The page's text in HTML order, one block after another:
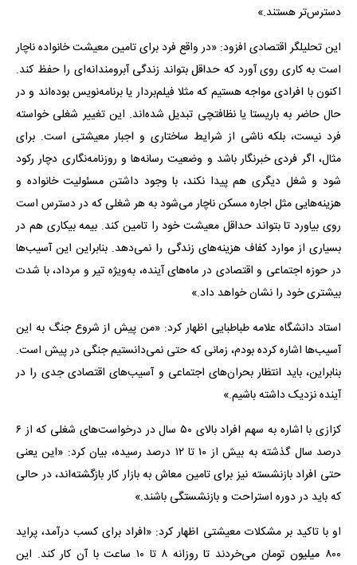
دسترس‌تر هستند.»
این تحلیلگر اقتصادی افزود: «در واقع فرد برای تامین معیشت خانواده ناچار
است به کاری روی آورد که حداقل بتواند زندگی آبرومندانه‌ای را حفظ کند.
اکنون با افرادی مواجه هستیم که مثلا فیلم‌بردار یا برنامه‌نویس بوده‌اند و در
حال حاضر به باریستا یا نظافتچی تبدیل شده‌اند. این تغییر شغلی خواسته
فرد نیست، بلکه ناشی از شرایط ساختاری و اجبار معیشتی است. برای
مثال، اگر فردی خبرنگار باشد و وضعیت رسانه‌ها و روزنامه‌نگاری دچار رکود
شود و شغل دیگری هم پیدا نکند، با وجود داشتن مسئولیت خانواده و
هزینه‌هایی مثل اجاره مسکن ناچار می‌شود به هر شغلی که در دسترس است
روی بیاورد تا بتواند حداقل معیشت خود را تامین کند. بیمه بیکاری هم در
بسیاری از موارد کفاف هزینه‌های زندگی را نمی‌دهد. بنابراین این آسیب‌ها
در حوزه اجتماعی و اقتصادی در ماه‌های آینده، به‌ویژه تیر و مرداد، با شدت
بیشتری خود را نشان خواهد داد.»
استاد دانشگاه علامه طباطبایی اظهار کرد: «من پیش از شروع جنگ به این
آسیب‌ها اشاره کرده بودم، زمانی که حتی نمی‌دانستیم جنگی در پیش است.
بنابراین، باید انتظار بحران‌های اجتماعی و آسیب‌های اقتصادی جدی را در
آینده نزدیک داشته باشیم.»
کزازی با اشاره به سهم افراد بالای ۵۰ سال در درخواست‌های شغلی که از ۶
درصد سال گذشته به بیش از ۱۰ تا ۱۲ درصد رسیده، بیان کرد: «این یعنی
حتی افراد بازنشسته نیز برای تامین معاش به بازار کار بازگشته‌اند، در حالی
که باید در دوره استراحت و بازنشستگی باشند.»
او با تاکید بر مشکلات معیشتی اظهار کرد: «افراد برای کسب درآمد، پراید
۸۰۰ میلیون تومان می‌خردند تا روزانه ۸ تا ۱۰ ساعت با آن کار کند. این